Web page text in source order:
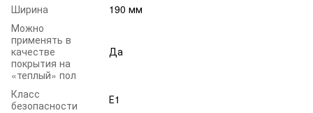
Ширина
190 мм
Можно
применять в
качестве
покрытия на
«теплый» пол
Да
Класс
безопасности
Е1